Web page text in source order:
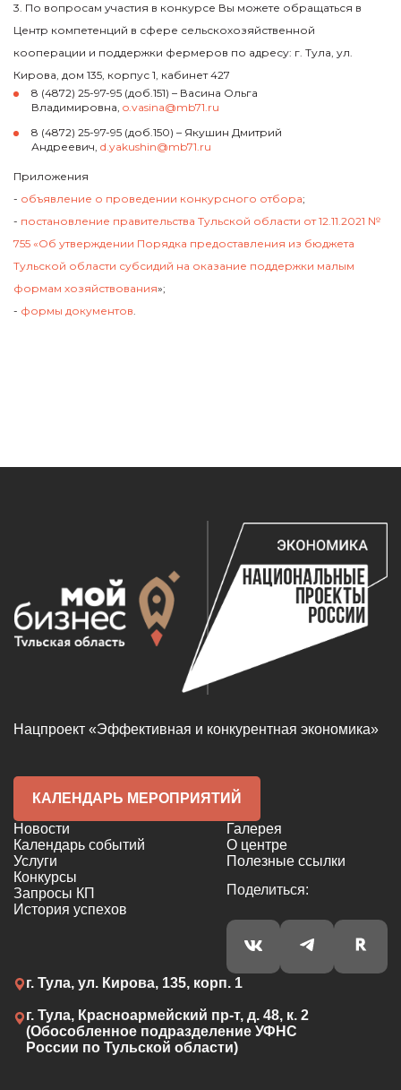
3. По вопросам участия в конкурсе Вы можете обращаться в
Центр компетенций в сфере сельскохозяйственной
кооперации и поддержки фермеров по адресу: г. Тула, ул.
Кирова, дом 135, корпус 1, кабинет 427
8 (4872) 25-97-95 (доб.151) – Васина Ольга
Владимировна, o.vasina@mb71.ru
8 (4872) 25-97-95 (доб.150) – Якушин Дмитрий
Андреевич, d.yakushin@mb71.ru
Приложения
- объявление о проведении конкурсного отбора;
- постановление правительства Тульской области от 12.11.2021 №
755 «Об утверждении Порядка предоставления из бюджета
Тульской области субсидий на оказание поддержки малым
формам хозяйствования»;
- формы документов.
Нацпроект «Эффективная и конкурентная экономика»
КАЛЕНДАРЬ МЕРОПРИЯТИЙ
Новости
Календарь событий
Услуги
Конкурсы
Запросы КП
История успехов
Галерея
О центре
Полезные ссылки
Поделиться:
г. Тула, ул. Кирова, 135, корп. 1
г. Тула, Красноармейский пр-т, д. 48, к. 2
(Обособленное подразделение УФНС
России по Тульской области)